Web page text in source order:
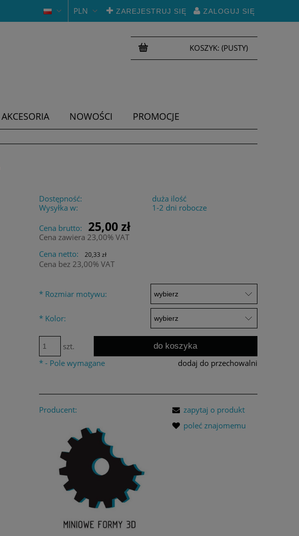
ZAREJESTRUJ SIĘ ZALOGUJ SIĘ
PLN
KOSZYK: (PUSTY)
AKCESORIA NOWOŚCI
PROMOCJE
Dostępność:
duża ilość
Wysyłka w:
1-2 dni robocze
Cena brutto:
25,00 zł
Cena zawiera 23,00% VAT
Cena netto:
20,33 zł
Cena bez 23,00% VAT
* Rozmiar motywu:
* Kolor:
szt.
do koszyka
dodaj do przechowalni
* - Pole wymagane
Producent:
zapytaj o produkt
poleć znajomemu